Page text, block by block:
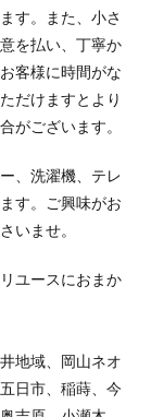
す。また、小さ
を払い、丁寧か
客様に時間がな
だけますとより
がございます。
、洗濯機、テレ
す。ご興味がお
いませ。
ユースにおまか
地域、岡山ネオ
日市、稲蒔、今